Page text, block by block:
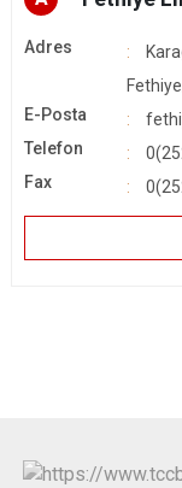
Adres
E-Posta
Telefon
Fax